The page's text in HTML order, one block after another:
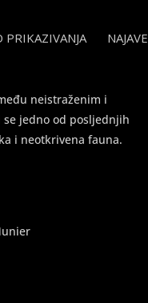
PRIKAZIVANJA NAJAVE
neistraženim i
jedno od posljednjih
i neotkrivena fauna.